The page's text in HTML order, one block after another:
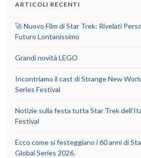
ARTICOLI RECENTI
🚀 Nuovo Film di Star Trek: Rivelati
Futuro Lontanissimo
Grandi novità LEGO
Incontriamo il cast di Strange New
Series Festival
Notizie sulla festa tutta Star Trek
Festival
Ecco come si festeggiano i 60 anni di
Global Series 2026.